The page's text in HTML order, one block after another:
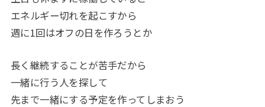
エネルギー切れを起こすから
週に1回はオフの日を作ろうとか
長く継続することが苦手だから
一緒に行う人を探して
先まで一緒にする予定を作ってしまおう